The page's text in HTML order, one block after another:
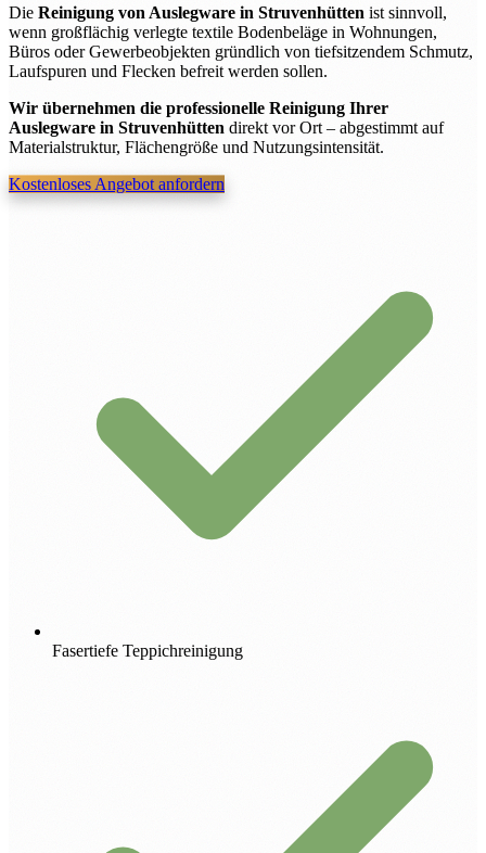
Die Reinigung von Auslegware in Struvenhütten ist sinnvoll,
wenn großflächig verlegte textile Bodenbeläge in Wohnungen,
Büros oder Gewerbeobjekten gründlich von tiefsitzendem Schmutz,
Laufspuren und Flecken befreit werden sollen.
Wir übernehmen die professionelle Reinigung Ihrer
Auslegware in Struvenhütten direkt vor Ort – abgestimmt auf
Materialstruktur, Flächengröße und Nutzungsintensität.
Kostenloses Angebot anfordern
Fasertiefe Teppichreinigung